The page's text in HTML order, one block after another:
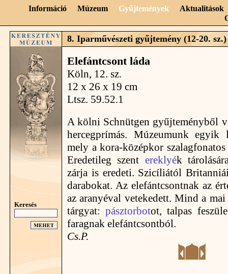
Információ Múzeum Gyűjtemények
Aktualitások
Keresés
8. Iparművészeti gyűjtemény (12-20. sz.)
Elefántcsont láda
Köln, 12. sz.
12 x 26 x 19 cm
Ltsz. 59.52.1
A kölni Schnütgen gyűjteményből
hercegprímás. Múzeumunk egyik
mely a kora-középkor
Eredetileg szent ereklyék
zárja is eredeti. Szicíliától
darabokat. Az elefántcsontnak az
az aranyéval vetekedett. Mind a
tárgyat:pásztorbotot, talpas
faragnak elefántcsontból.
Cs.P.